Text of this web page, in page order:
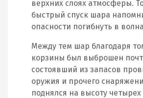
верхних слоях атмосферы.
быстрый спуск шара
опасности погибнуть в
Между тем шар благодаря
корзины был выброшен
состоявший из запасов
оружия и прочего
поднялся на высоту четырех